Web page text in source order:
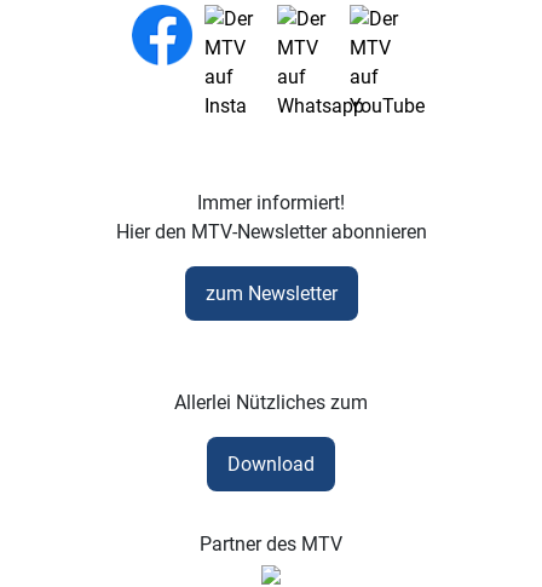
Immer informiert!
Hier den MTV-Newsletter abonnieren
zum Newsletter
Allerlei Nützliches zum
Download
Partner des MTV